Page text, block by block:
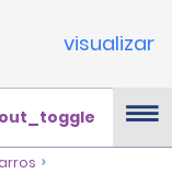
visualizar